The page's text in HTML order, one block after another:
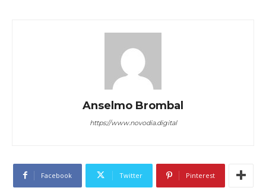
Anselmo Brombal
https://www.novodia.digital
Facebook Twitter Pinterest